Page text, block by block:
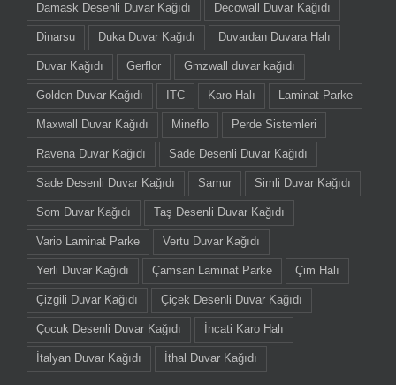
Damask Desenli Duvar Kağıdı Decowall Duvar Kağıdı
Dinarsu Duka Duvar Kağıdı Duvardan Duvara Halı
Duvar Kağıdı Gerflor Gmzwall duvar kağıdı
Golden Duvar Kağıdı ITC Karo Halı Laminat Parke
Maxwall Duvar Kağıdı Mineflo Perde Sistemleri
Ravena Duvar Kağıdı Sade Desenli Duvar Kağıdı
Sade Desenli Duvar Kağıdı Samur Simli Duvar Kağıdı
Som Duvar Kağıdı Taş Desenli Duvar Kağıdı
Vario Laminat Parke Vertu Duvar Kağıdı
Yerli Duvar Kağıdı Çamsan Laminat Parke Çim Halı
Çizgili Duvar Kağıdı Çiçek Desenli Duvar Kağıdı
Çocuk Desenli Duvar Kağıdı İncati Karo Halı
İtalyan Duvar Kağıdı İthal Duvar Kağıdı